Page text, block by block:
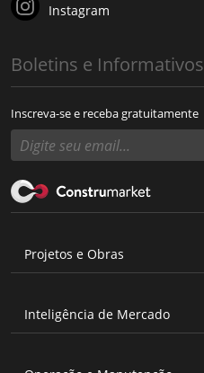
Instagram
Boletins e Informativos
Inscreva-se e receba gratuitamente
Projetos e Obras
Inteligência de Mercado